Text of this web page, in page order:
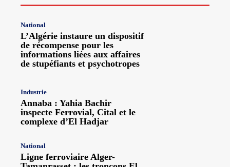
National
L’Algérie instaure un dispositif
de récompense pour les
informations liées aux affaires
de stupéfiants et psychotropes
Industrie
Annaba : Yahia Bachir
inspecte Ferrovial, Cital et le
complexe d’El Hadjar
National
Ligne ferroviaire Alger-